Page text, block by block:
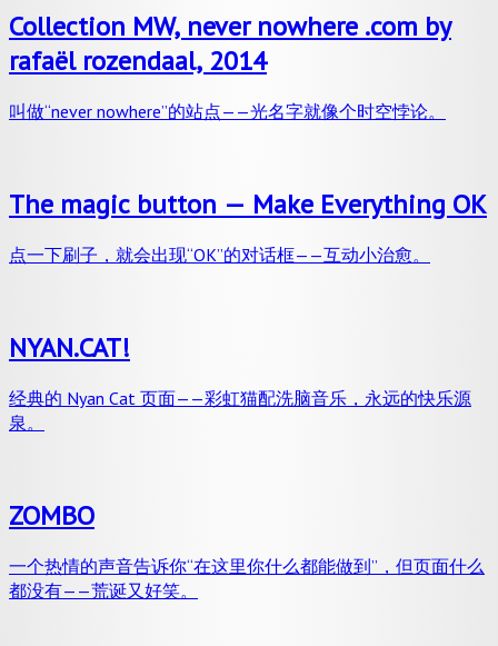
Collection MW, never nowhere .com by
rafaël rozendaal, 2014
叫做“never nowhere”的站点——光名字就像个时空悖论。
The magic button — Make Everything OK
点一下刷子，就会出现“OK”的对话框——互动小治愈。
NYAN.CAT!
经典的 Nyan Cat 页面——彩虹猫配洗脑音乐，永远的快乐源
泉。
ZOMBO
一个热情的声音告诉你“在这里你什么都能做到”，但页面什么
都没有——荒诞又好笑。